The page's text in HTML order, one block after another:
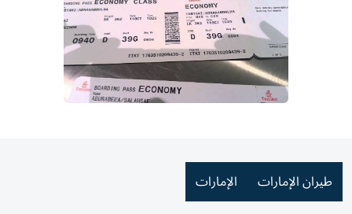
طيران الإمارات الإمارات